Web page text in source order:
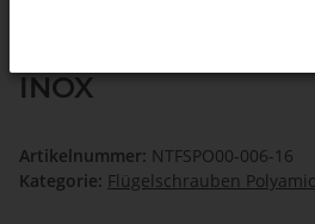
Flügelschraube
INOX
Artikelnummer: NTFSPO00-006-16
Kategorie: Flügelschrauben